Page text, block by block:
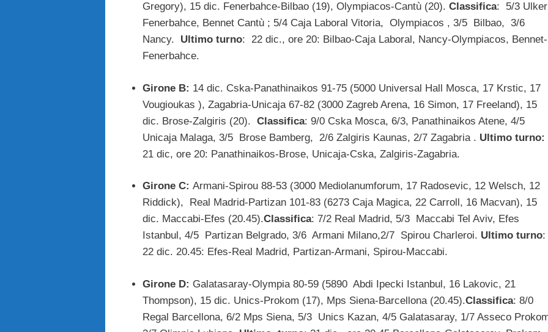
Gregory), 15 dic. Fenerbahce-Bilbao (19), Olympiacos-Cantù (20). Classifica: 5/3 Ulker
Fenerbahce, Bennet Cantù ; 5/4 Caja Laboral Vitoria, Olympiacos , 3/5 Bilbao, 3/6
Nancy. Ultimo turno: 22 dic., ore 20: Bilbao-Caja Laboral, Nancy-Olympiacos, Bennet-
Fenerbahce.
Girone B: 14 dic. Cska-Panathinaikos 91-75 (5000 Universal Hall Mosca, 17 Krstic, 17
Vougioukas ), Zagabria-Unicaja 67-82 (3000 Zagreb Arena, 16 Simon, 17 Freeland), 15
dic. Brose-Zalgiris (20). Classifica: 9/0 Cska Mosca, 6/3, Panathinaikos Atene, 4/5
Unicaja Malaga, 3/5 Brose Bamberg, 2/6 Zalgiris Kaunas, 2/7 Zagabria . Ultimo turno:
21 dic, ore 20: Panathinaikos-Brose, Unicaja-Cska, Zalgiris-Zagabria.
Girone C: Armani-Spirou 88-53 (3000 Mediolanumforum, 17 Radosevic, 12 Welsch, 12
Riddick), Real Madrid-Partizan 101-83 (6273 Caja Magica, 22 Carroll, 16 Macvan), 15
dic. Maccabi-Efes (20.45).Classifica: 7/2 Real Madrid, 5/3 Maccabi Tel Aviv, Efes
Istanbul, 4/5 Partizan Belgrado, 3/6 Armani Milano,2/7 Spirou Charleroi. Ultimo turno:
22 dic. 20.45: Efes-Real Madrid, Partizan-Armani, Spirou-Maccabi.
Girone D: Galatasaray-Olympia 80-59 (5890 Abdi Ipecki Istanbul, 16 Lakovic, 21
Thompson), 15 dic. Unics-Prokom (17), Mps Siena-Barcellona (20.45).Classifica: 8/0
Regal Barcellona, 6/2 Mps Siena, 5/3 Unics Kazan, 4/5 Galatasaray, 1/7 Asseco